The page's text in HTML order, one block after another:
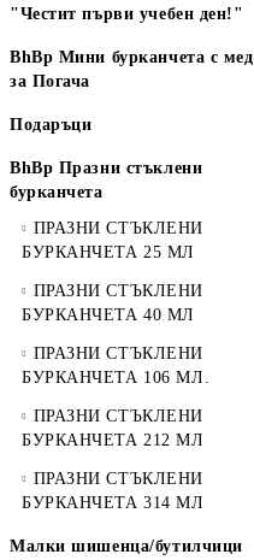
"Честит първи учебен ден!"
BhBp Мини бурканчета с мед
за Погача
Подаръци
BhBp Празни стъклени
бурканчета
ПРАЗНИ СТЪКЛЕНИ
БУРКАНЧЕТА 25 МЛ
ПРАЗНИ СТЪКЛЕНИ
БУРКАНЧЕТА 40 МЛ
ПРАЗНИ СТЪКЛЕНИ
БУРКАНЧЕТА 106 МЛ.
ПРАЗНИ СТЪКЛЕНИ
БУРКАНЧЕТА 212 МЛ
ПРАЗНИ СТЪКЛЕНИ
БУРКАНЧЕТА 314 МЛ
Малки шишенца/бутилчици